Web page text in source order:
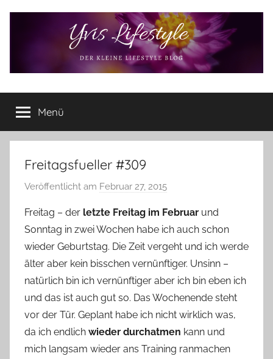
Yvis
Lifestyle
Lifestyle
Blog
–
Lifestyle,
Rezensionen,
Produkttests
vieles
mehr
Menü
Freitagsfueller #309
Veröffentlicht am Februar 27, 2015
n
Y
v
o
n
n
e
Freitag – der letzte Freitag im Februar und
Sonntag in zwei Wochen habe ich auch schon
wieder Geburtstag. Die Zeit vergeht und ich werde
älter aber kein bisschen vernünftiger. Unsinn –
natürlich bin ich vernünftiger aber ich bin eben ich
und das ist auch gut so. Das Wochenende steht
vor der Tür. Geplant habe ich nicht wirklich was,
da ich endlich wieder durchatmen kann und
mich langsam wieder ans Training ranmachen